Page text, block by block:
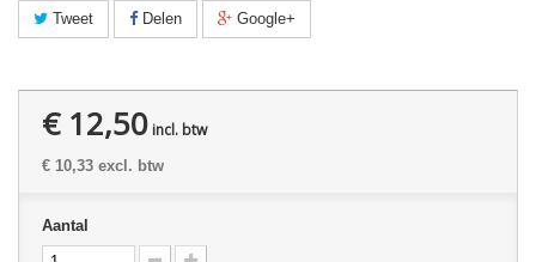
Tweet Delen Google+
€ 12,50 incl. btw
€ 10,33 excl. btw
Aantal